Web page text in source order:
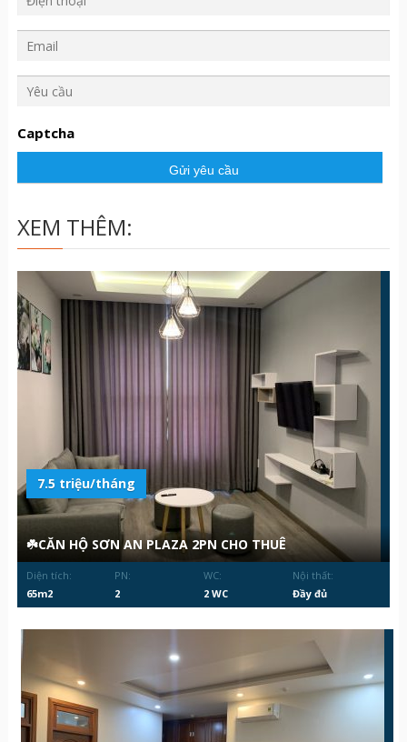
c
ầ
Captcha
XEM THÊM:
7.5 triệu/tháng
☘️CĂN HỘ SƠN AN PLAZA 2PN CHO THUÊ
Diện tích:
65m2
PN:
2
WC:
2 WC
Nội thất:
Đầy đủ